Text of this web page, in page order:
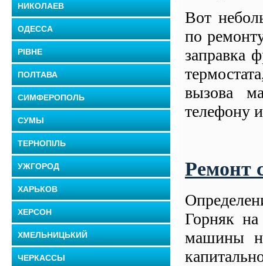
НИКОЛАЕВ
ОДЕССА
РІВНЕ
ПОЛТАВА
СИМФЕРОПОЛЬ
СУМЫ
ТЕРНОПІЛЬ
УЖГОРОД
ХАРЬКОВ
ХЕРСОН
ХМЕЛЬНИЦЬКИЙ
ЧЕРКАССЫ
Вот
по
заправка
вызова
телефону
Ремонт
Горняк на
машины